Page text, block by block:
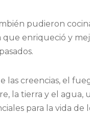
pudieron
que enriqueció y
las creencias, el
la tierra y el
para la vida de